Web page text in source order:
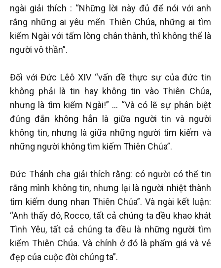
ngài giải thích : “Những lời này đủ để nói với anh
rằng những ai yêu mến Thiên Chúa, những ai tìm
kiếm Ngài với tấm lòng chân thành, thì không thể là
người vô thần”.
Đối với Đức Lêô XIV “vấn đề thực sự của đức tin
không phải là tin hay không tin vào Thiên Chúa,
nhưng là tìm kiếm Ngài!” … “Và có lẽ sự phân biệt
đúng đắn không hẳn là giữa người tin và người
không tin, nhưng là giữa những người tìm kiếm và
những người không tìm kiếm Thiên Chúa”.
Đức Thánh cha giải thích rằng: có người có thể tin
rằng mình không tin, nhưng lại là người nhiệt thành
tìm kiếm dung nhan Thiên Chúa”. Và ngài kết luận:
“Anh thấy đó, Rocco, tất cả chúng ta đều khao khát
Tình Yêu, tất cả chúng ta đều là những người tìm
kiếm Thiên Chúa. Và chính ở đó là phẩm giá và vẻ
đẹp của cuộc đời chúng ta”.